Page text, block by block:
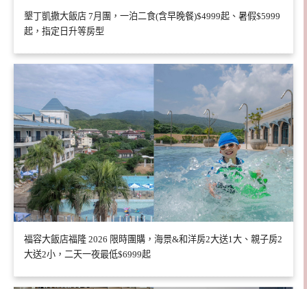
墾丁凱撒大飯店 7月團，一泊二食(含早晚餐)$4999起、暑假$5999
起，指定日升等房型
福容大飯店福隆 2026 限時團購，海景&和洋房2大送1大、親子房2
大送2小，二天一夜最低$6999起